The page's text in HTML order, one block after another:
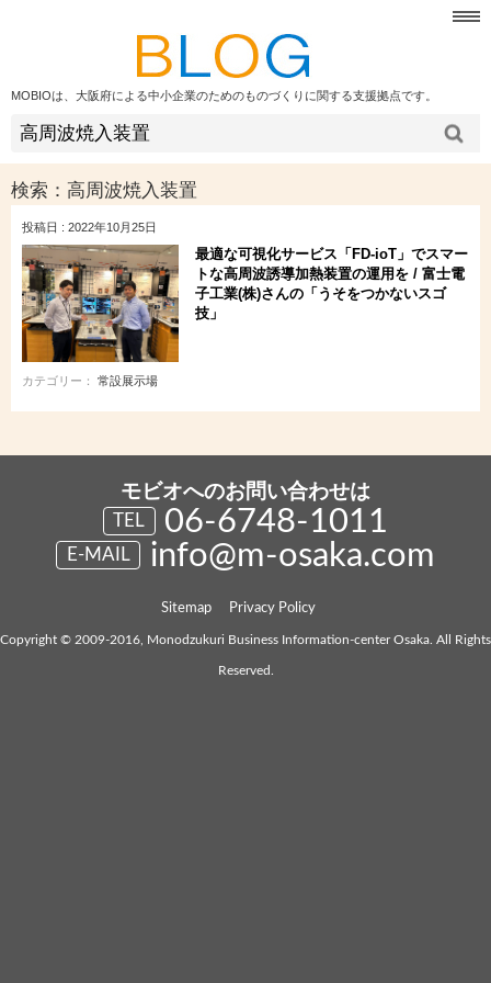
MOBIOは、大阪府による中小企業のためのものづくりに関する支援拠点です。
検索： 高周波焼入装置
投稿日 : 2022年10月25日
最適な可視化サービス「FD-ioT」でスマー
トな高周波誘導加熱装置の運用を / 富士電
子工業(株)さんの「うそをつかないスゴ
技」
カテゴリー： 常設展示場
モビオへのお問い合わせは
TEL 06-6748-1011
E-MAIL info@m-osaka.com
Sitemap Privacy Policy
Copyright © 2009-2016, Monodzukuri Business Information-center Osaka. All Rights
Reserved.